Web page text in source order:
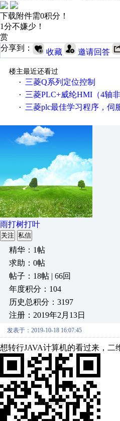
下载附件需0积分！
1分不嫌少！
赏
分享到：
收藏 邀请回答
楼主最近还看过
·
三菱Q系列定位控制
· 三菱PLC+威纶HMI（4轴非标设备）（PLC程序、HMI画面、CAD
· 三菱plc最佳学习程序，伺服控制，各种报警，注释详细，看的
雨打树打叶
关注 私信
精华：1帖
求助：0帖
帖子：18帖 | 66回
年度积分：104
历史总积分：3197
注册：2019年2月13日
发表于：2019-10-18 16:07:45
想转行JAVA计算机的看过来，二